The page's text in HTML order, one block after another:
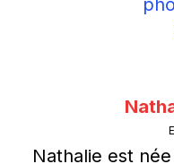
Nathalie est